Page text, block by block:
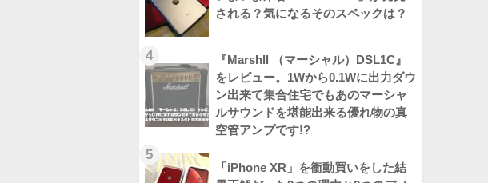
される？気になるそのスペックは？
4
『Marshll （マーシャル）DSL1C』
をレビュー。1Wから0.1Wに出力ダウ
ン出来て集合住宅でもあのマーシャ
ルサウンドを堪能出来る優れ物の真
空管アンプです!?
5
「iPhone XR」を衝動買いをした結